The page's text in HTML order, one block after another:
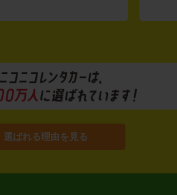
選ばれる理由を見る